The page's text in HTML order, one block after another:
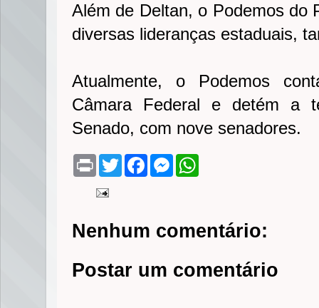
Além de Deltan, o Podemos do
diversas lideranças estaduais,
Atualmente, o Podemos
Câmara Federal e detém a
Senado, com nove senadores.
P
n
T
w
r
F
o
k
M
g
e
p
p
Nenhum comentário:
Postar um comentário